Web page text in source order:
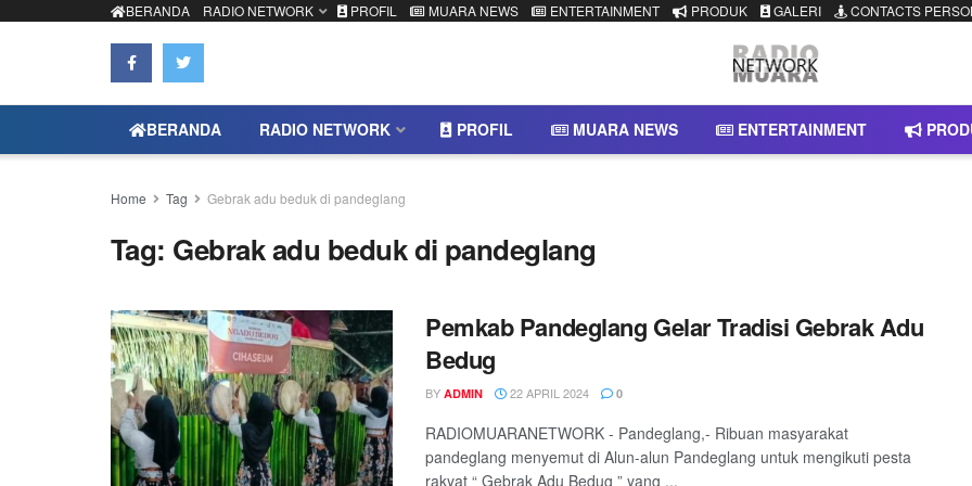
BERANDA RADIO NETWORK PROFIL MUARA NEWS ENTERTAINMENT PRODUK GALERI CONTACTS
BERANDA RADIO NETWORK PROFIL MUARA NEWS ENTERTAINMENT
Home Tag Gebrak adu beduk di pandeglang
Tag: Gebrak adu beduk di pandeglang
Pemkab Pandeglang Gelar Tradisi Gebrak Adu
Bedug
BY ADMIN 22 APRIL 2024 0
RADIOMUARANETWORK - Pandeglang,- Ribuan masyarakat
pandeglang menyemut di Alun-alun Pandeglang untuk mengikuti pesta
rakyat “ Gebrak Adu Bedug ” yang ...